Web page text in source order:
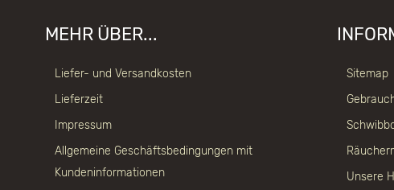
MEHR ÜBER...
Liefer- und Versandkosten
Lieferzeit
Impressum
Allgemeine Geschäftsbedingungen mit
Kundeninformationen
Sitemap
Unsere